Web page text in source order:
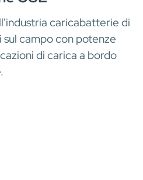
caricabatterie di
campo con potenze
di carica a bordo